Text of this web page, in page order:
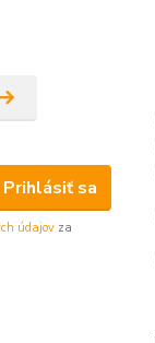
Prihlásiť sa
údajov za